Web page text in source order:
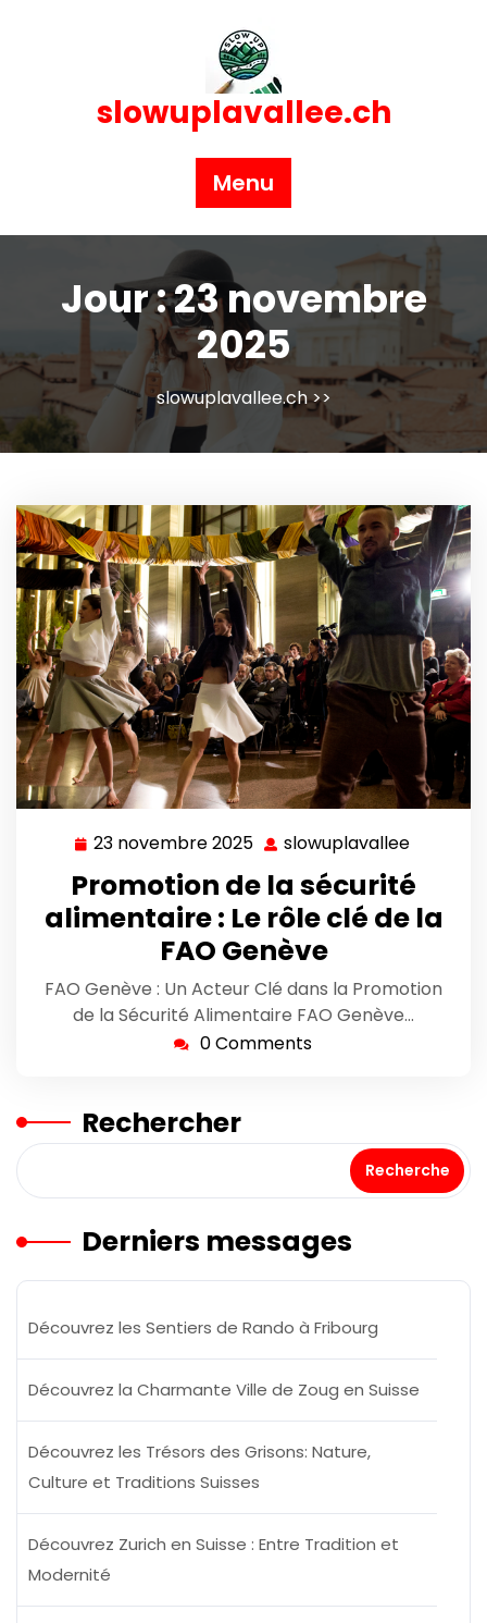
slowuplavallee.ch
Menu
Jour :23 novembre
2025
slowuplavallee.ch>>
23 novembre 2025 23
novembre
2025
slowuplavallee
Promotion de la sécurité
alimentaire : Le rôle clé de la
FAO Genève
FAO Genève : Un Acteur Clé dans la Promotion
de la Sécurité Alimentaire FAO Genève…
0 Comments
Rechercher
Recherche
Derniers messages
Découvrez les Sentiers de Rando à Fribourg
Découvrez la Charmante Ville de Zoug en Suisse
Découvrez les Trésors des Grisons: Nature,
Culture et Traditions Suisses
Découvrez Zurich en Suisse : Entre Tradition et
Modernité